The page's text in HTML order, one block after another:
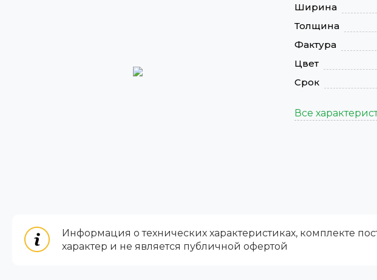
Ширина
Толщина
Фактура
Цвет
Срок
Все
Информация о технических характеристиках, комплекте
характер и не является публичной офертой